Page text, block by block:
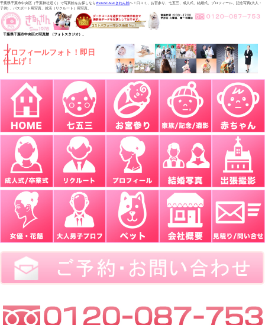
千葉県千葉市中央区（千葉神社近く）で写真館をお探しならPhotoSTAGEきねん館へ！口コミ、お宮参り、七五三、成人式、結婚式、プロフィール、記念写真(大人・
子供) 、パスポート用写真、就活（リクルート）用写真。
千葉県千葉市中央区の写真館 （フォトスタジオ）。
プロフィールフォト！即日
仕上げ！